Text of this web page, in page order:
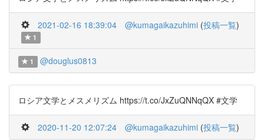
2021-02-16 18:39:04 @kumagaikazuhimi (投稿一覧)
1
1 @douglus0813
ロシア文学とメスメリズム https://t.co/JxZuQNNqQX #文学
2020-11-20 12:07:24 @kumagaikazuhimi (投稿一覧)